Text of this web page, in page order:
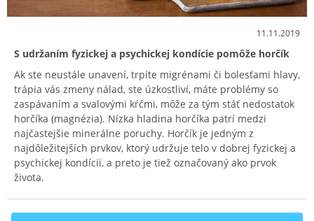
11.11.2019
S udržaním fyzickej a psychickej kondície pomôže horčík
Ak ste neustále unavení, trpíte migrénami či bolesťami hlavy,
trápia vás zmeny nálad, ste úzkostliví, máte problémy so
zaspávaním a svalovými kŕčmi, môže za tým stáť nedostatok
horčíka (magnézia). Nízka hladina horčíka patrí medzi
najčastejšie minerálne poruchy. Horčík je jedným z
najdôležitejších prvkov, ktorý udržuje telo v dobrej fyzickej a
psychickej kondícii, a preto je tiež označovaný ako prvok
života.